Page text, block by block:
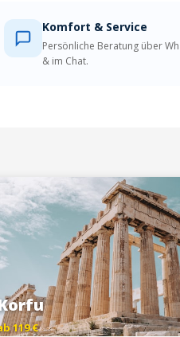
Komfort & Service
Persönliche Beratung über
& im Chat.
119 €